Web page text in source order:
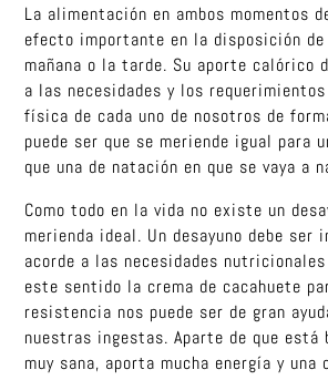
La alimentación en ambos momentos
efecto importante en la disposición
mañana o la tarde. Su aporte calórico
a las necesidades y los
física de cada uno de nosotros de
puede ser que se meriende igual para
que una de natación en que se vaya a
Como todo en la vida no existe un
merienda ideal. Un desayuno debe ser
acorde a las necesidades
este sentido la crema de cacahuete
resistencia nos puede ser de gran
nuestras ingestas. Aparte de que está
muy sana, aporta mucha energía y una